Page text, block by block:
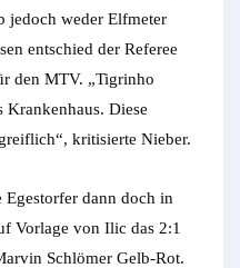
jedoch weder Elfmeter
entschied der Referee
den MTV. „Tigrinho
Krankenhaus. Diese
kritisierte Nieber.
Egestorfer dann doch in
Vorlage von Ilic das 2:1
Schlömer Gelb-Rot.